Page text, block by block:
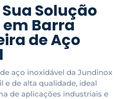
Solução
Barra
de Aço
aço inoxidável da Jundinox
e de alta qualidade, ideal
de aplicações industriais e